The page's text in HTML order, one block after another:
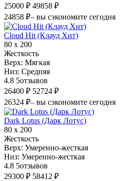
25000 ₽ 49858 ₽
24858 ₽– вы сэкономите сегодня
Cloud Hit (Клауд Хит)
80 х 200
Жесткость
Верх: Мягкая
Низ: Средняя
4.8 5отзывов
26400 ₽ 52724 ₽
26324 ₽– вы сэкономите сегодня
Dark Lotus (Дарк Лотус)
80 х 200
Жесткость
Верх: Умеренно-жесткая
Низ: Умеренно-жесткая
4.8 5отзывов
29300 ₽ 58412 ₽